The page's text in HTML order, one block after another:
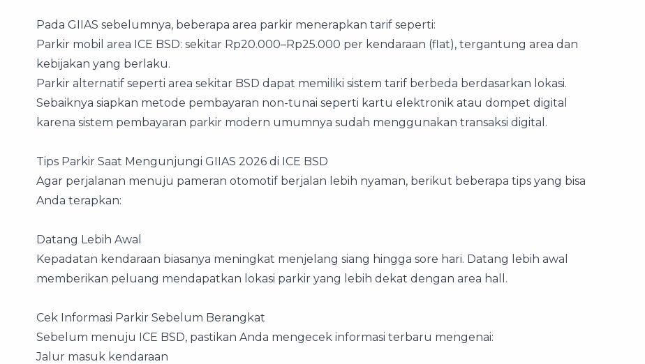
Pada GIIAS sebelumnya, beberapa area parkir menerapkan tarif seperti:
Parkir mobil area ICE BSD: sekitar Rp20.000–Rp25.000 per kendaraan (flat), tergantung area dan
kebijakan yang berlaku.
Parkir alternatif seperti area sekitar BSD dapat memiliki sistem tarif berbeda berdasarkan lokasi.
Sebaiknya siapkan metode pembayaran non-tunai seperti kartu elektronik atau dompet digital
karena sistem pembayaran parkir modern umumnya sudah menggunakan transaksi digital.
Tips Parkir Saat Mengunjungi GIIAS 2026 di ICE BSD
Agar perjalanan menuju pameran otomotif berjalan lebih nyaman, berikut beberapa tips yang bisa
Anda terapkan:
Datang Lebih Awal
Kepadatan kendaraan biasanya meningkat menjelang siang hingga sore hari. Datang lebih awal
memberikan peluang mendapatkan lokasi parkir yang lebih dekat dengan area hall.
Cek Informasi Parkir Sebelum Berangkat
Sebelum menuju ICE BSD, pastikan Anda mengecek informasi terbaru mengenai:
Jalur masuk kendaraan